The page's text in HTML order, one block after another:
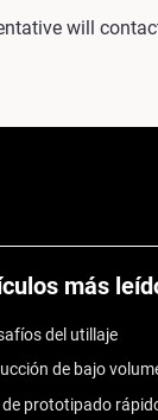
will
más
del utillaje
de bajo
de prototipado